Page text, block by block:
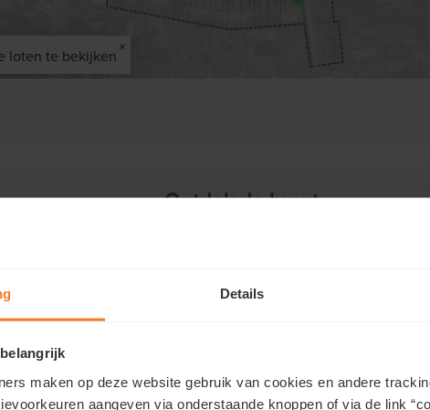
Details
maken op deze website gebruik van cookies en andere
aangeven via onderstaande knoppen of via de link
loten te bekijken×
Ontdek de buurt
Een groot voordeel van woonbuurt Heirweg:
kinderen kunnen veilig op straat ravotten en
van kleuteronderwijs tot middelbare scholen.